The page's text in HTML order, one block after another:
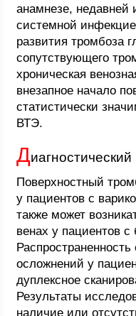
анамнезе,
системной
развития тромбоза
сопутствующего
хроническая
внезапное начало
статистически
ВТЭ.
Д
Поверхностный
у пациентов с
также может
венах у пациентов
осложнений у
дуплексное
Результаты
наличие или